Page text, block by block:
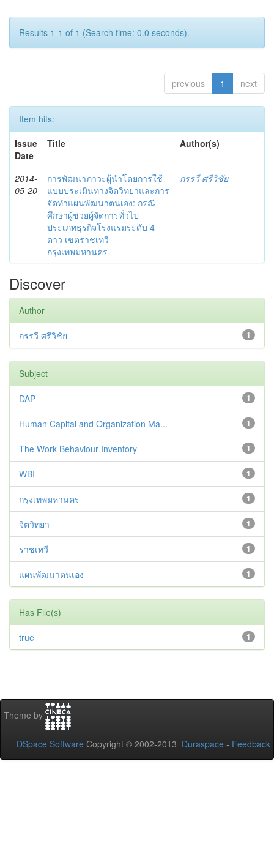
Results 1-1 of 1 (Search time: 0.0 seconds).
previous 1 next
Item hits:
Issue
Date
Title Author(s)
2014-
05-20
การพัฒนาภาวะผู้นำโดยการใช้
แบบประเมินทางจิตวิทยาและการ
จัดทำแผนพัฒนาตนเอง: กรณี
ศึกษาผู้ช่วยผู้จัดการทั่วไป
ประเภทธุรกิจโรงแรมระดับ 4
ดาว เขตราชเทวี
กรุงเทพมหานคร
กรรวี ศรีวิชัย
Discover
Author
1
กรรวี ศรีวิชัย
Subject
1
DAP
1
Human Capital and Organization Ma...
1
The Work Behaviour Inventory
1
WBI
1
กรุงเทพมหานคร
1
จิตวิทยา
1
ราชเทวี
1
แผนพัฒนาตนเอง
Has File(s)
1
true
Theme by
DSpace Software Copyright © 2002-2013 Duraspace - Feedback